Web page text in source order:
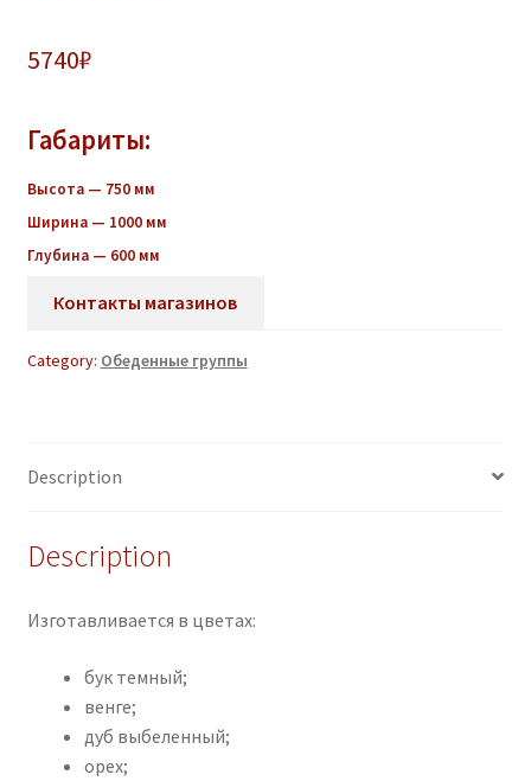
5740₽
Габариты:
Высота — 750 мм
Ширина — 1000 мм
Глубина — 600 мм
Контакты магазинов
Category: Обеденные группы
Description
Description
Изготавливается в цветах:
бук темный;
венге;
дуб выбеленный;
орех;